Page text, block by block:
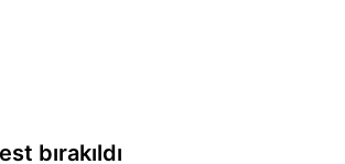
bırakıldı